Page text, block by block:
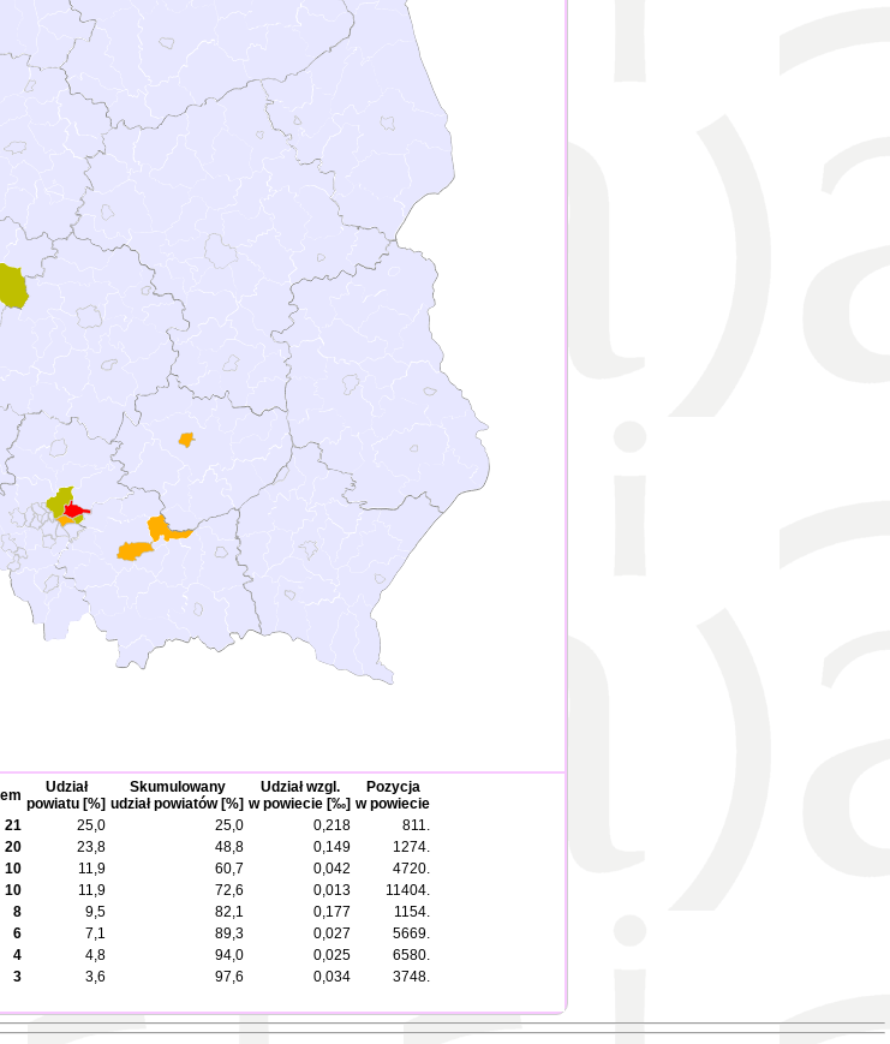
Udział
powiatu [%]
Skumulowany
udział powiatów [%]
Udział wzgl.
w powiecie [‰]
Pozycja
w powiecie
21 25,0 25,0 0,218
811.
20 23,8 48,8 0,149
1274.
10 11,9 60,7 0,042
4720.
10 11,9 72,6 0,013
11404.
8 9,5 82,1 0,177
1154.
6 7,1 89,3 0,027
5669.
4 4,8 94,0 0,025
6580.
3 3,6 97,6 0,034
3748.